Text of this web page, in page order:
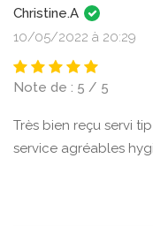
Christine.A
10/05/2022 à 20:29
Note de : 5 / 5
Très bien reçu servi
service agréables